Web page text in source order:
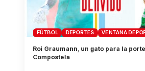
FÚTBOL DEPORTES VENTANA
Roi Graumann, un gato para la
Compostela